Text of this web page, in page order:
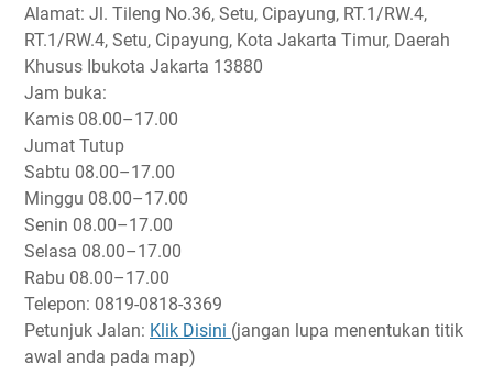
Alamat: Jl. Tileng No.36, Setu, Cipayung, RT.1/RW.4,
RT.1/RW.4, Setu, Cipayung, Kota Jakarta Timur, Daerah
Khusus Ibukota Jakarta 13880
Jam buka:
Kamis 08.00–17.00
Jumat Tutup
Sabtu 08.00–17.00
Minggu 08.00–17.00
Senin 08.00–17.00
Selasa 08.00–17.00
Rabu 08.00–17.00
Telepon: 0819-0818-3369
Petunjuk Jalan: Klik Disini (jangan lupa menentukan titik
awal anda pada map)